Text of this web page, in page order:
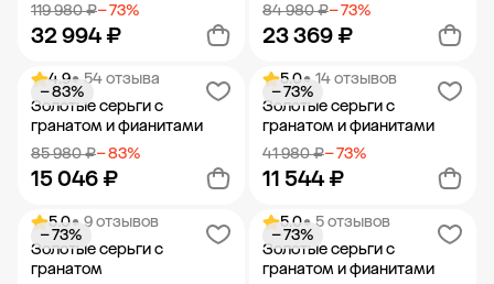
119 980 ₽− 73%
32 994 ₽
Добавить в корзину
84 980 ₽− 73%
23 369 ₽
Добавить в корзину
4.9• 54 отзыва
Золотые серьги с
гранатом и фианитами
85 980 ₽− 83%
15 046 ₽
− 83%
Добавить в корзину
5.0• 14 отзывов
Золотые серьги с
гранатом и фианитами
41 980 ₽− 73%
11 544 ₽
− 73%
Добавить в корзину
5.0• 9 отзывов
Золотые серьги с
гранатом
− 73%
5.0• 5 отзывов
Золотые серьги с
гранатом и фианитами
− 73%